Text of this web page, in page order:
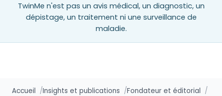
TwinMe n'est pas un avis médical, un diagnostic, un
dépistage, un traitement ni une surveillance de
maladie.
Accueil Insights et publications
Fondateur et éditorial